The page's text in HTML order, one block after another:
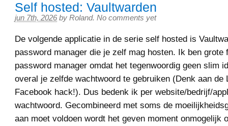
Self hosted: Vaultwarden
jun 7th, 2026 by Roland. No comments yet
De volgende applicatie in de serie self hosted is
password manager die je zelf mag hosten. Ik ben grote
password manager omdat het tegenwoordig geen slim
overal je zelfde wachtwoord te gebruiken (Denk aan de
Facebook hack!). Dus bedenk ik per website/bedrijf/
wachtwoord. Gecombineerd met soms de
aan moet voldoen wordt het geven moment onmogelijk